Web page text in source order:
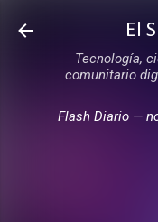
Ir al
El
Tecnología,
comunitario
Flash Diario —